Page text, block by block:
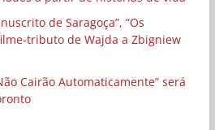
de Saragoça”, “Os
tributo de Wajda a Zbigniew
Cairão Automaticamente” será